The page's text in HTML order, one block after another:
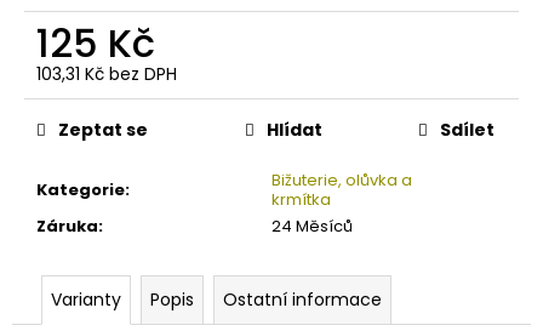
125 Kč
103,31 Kč bez DPH
Měrná
cena:
Kategorie:
Bižuterie, olůvka a
krmítka
Záruka: 24 Měsíců
Zeptat se Hlídat Sdílet
Varianty Popis Ostatní informace
r
č
u
m
KAMATSU
KAPROVÝ